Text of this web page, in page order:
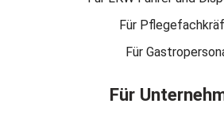
Für
Für
Für